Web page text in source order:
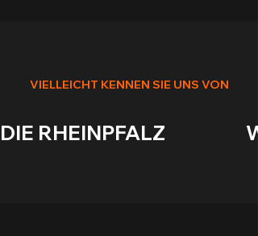
VIELLEICHT KENNEN SIE UNS VON
DIE RHEINPFALZ